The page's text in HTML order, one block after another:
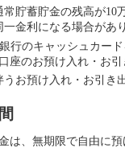
常貯蓄貯金の残高が10
一金利になる場合があ
行のキャッシュカー
座のお預け入れ・お
うお預け入れ・お引き
は、無期限で自由に